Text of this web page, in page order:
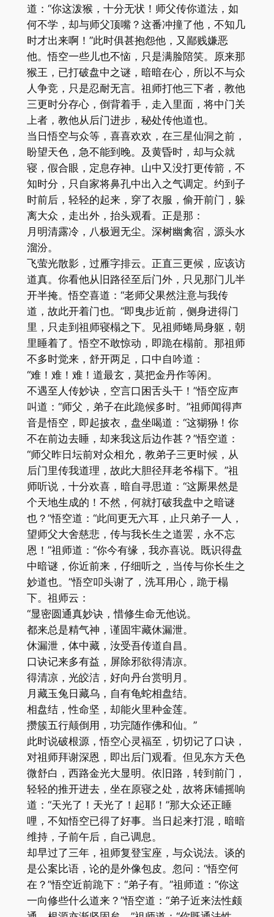
道：“你这泼猴，十分无状！师父传你道法，如
何不学，却与师父顶嘴？这番冲撞了他，不知几
时才出来啊！”此时俱甚抱怨他，又鄙贱嫌恶
他。悟空一些儿也不恼，只是满脸陪笑。原来那
猴王，已打破盘中之谜，暗暗在心，所以不与众
人争竞，只是忍耐无言。祖师打他三下者，教他
三更时分存心，倒背着手，走入里面，将中门关
上者，教他从后门进步，秘处传他道也。
当日悟空与众等，喜喜欢欢，在三星仙洞之前，
盼望天色，急不能到晚。及黄昏时，却与众就
寝，假合眼，定息存神。山中又没打更传箭，不
知时分，只自家将鼻孔中出入之气调定。约到子
时前后，轻轻的起来，穿了衣服，偷开前门，躲
离大众，走出外，抬头观看。正是那：
月明清露冷，八极迥无尘。深树幽禽宿，源头水
溜汾。
飞萤光散影，过雁字排云。正直三更候，应该访
道真。你看他从旧路径至后门外，只见那门儿半
开半掩。悟空喜道：“老师父果然注意与我传
道，故此开着门也。”即曳步近前，侧身进得门
里，只走到祖师寝榻之下。见祖师蜷局身躯，朝
里睡着了。悟空不敢惊动，即跪在榻前。那祖师
不多时觉来，舒开两足，口中自吟道：
“难！难！难！道最玄，莫把金丹作等闲。
不遇至人传妙诀，空言口困舌头干！”悟空应声
叫道：“师父，弟子在此跪候多时。”祖师闻得声
音是悟空，即起披衣，盘坐喝道：“这猢狲！你
不在前边去睡，却来我这后边作甚？”悟空道：
“师父昨日坛前对众相允，教弟子三更时候，从
后门里传我道理，故此大胆径拜老爷榻下。”祖
师听说，十分欢喜，暗自寻思道：“这厮果然是
个天地生成的！不然，何就打破我盘中之暗谜
也？”悟空道：“此间更无六耳，止只弟子一人，
望师父大舍慈悲，传与我长生之道罢，永不忘
恩！”祖师道：“你今有缘，我亦喜说。既识得盘
中暗谜，你近前来，仔细听之，当传与你长生之
妙道也。”悟空叩头谢了，洗耳用心，跪于榻
下。祖师云：
“显密圆通真妙诀，惜修生命无他说。
都来总是精气神，谨固牢藏休漏泄。
休漏泄，体中藏，汝受吾传道自昌。
口诀记来多有益，屏除邪欲得清凉。
得清凉，光皎洁，好向丹台赏明月。
月藏玉兔日藏乌，自有龟蛇相盘结。
相盘结，性命坚，却能火里种金莲。
攒簇五行颠倒用，功完随作佛和仙。”
此时说破根源，悟空心灵福至，切切记了口诀，
对祖师拜谢深恩，即出后门观看。但见东方天色
微舒白，西路金光大显明。依旧路，转到前门，
轻轻的推开进去，坐在原寝之处，故将床铺摇响
道：“天光了！天光了！起耶！”那大众还正睡
哩，不知悟空已得了好事。当日起来打混，暗暗
维持，子前午后，自己调息。
却早过了三年，祖师复登宝座，与众说法。谈的
是公案比语，论的是外像包皮。忽问：“悟空何
在？”悟空近前跪下：“弟子有。”祖师道：“你这
一向修些什么道来？”悟空道：“弟子近来法性颇